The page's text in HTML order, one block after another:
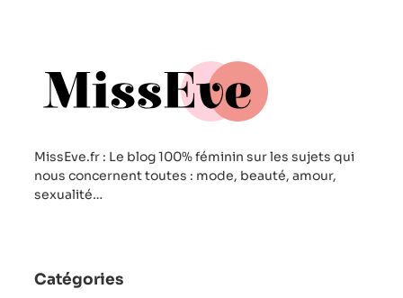
MissEve.fr : Le blog 100% féminin sur les sujets qui
nous concernent toutes : mode, beauté, amour,
sexualité…
Catégories